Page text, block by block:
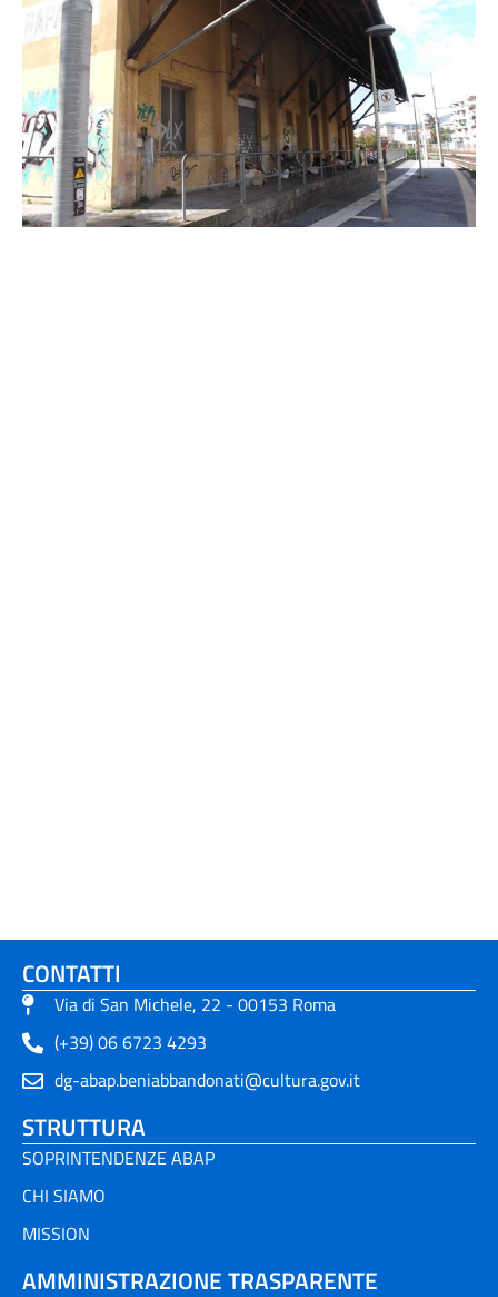
CONTATTI
Via di San Michele, 22 - 00153 Roma
(+39) 06 6723 4293
dg-abap.beniabbandonati@cultura.gov.it
STRUTTURA
SOPRINTENDENZE ABAP
CHI SIAMO
MISSION
AMMINISTRAZIONE TRASPARENTE